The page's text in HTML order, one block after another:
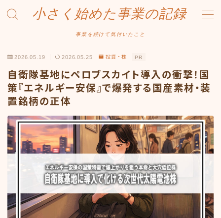
小さく始めた事業の記録
事業を続けて気付いたこと
Amazonせどり
トラブル事例
出品ノウハウ
フリマ物販
Yahoo出品
メルカリ販売
投資・株
2026.05.19 2026.05.25 投資・株 PR
自衛隊基地にペロブスカイト導入の衝撃！国
策『エネルギー安保』で爆発する国産素材・装
置銘柄の正体